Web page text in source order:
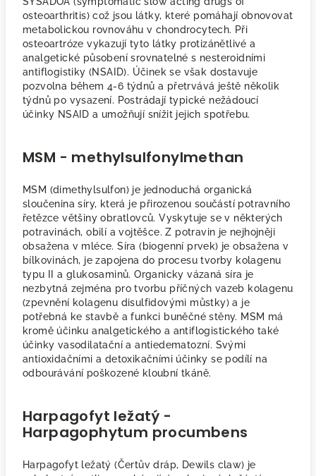
osteoarthritis) což jsou látky, které pomáhají obnovovat
metabolickou rovnováhu v chondrocytech. Při
osteoartróze vykazují tyto látky protizánětlivé a
analgetické působení srovnatelné s nesteroidními
antiflogistiky (NSAID). Účinek se však dostavuje
pozvolna během 4-6 týdnů a přetrvává ještě několik
týdnů po vysazení. Postrádají typické nežádoucí
účinky NSAID a umožňují snížit jejich spotřebu.
MSM - methylsulfonylmethan
MSM (dimethylsulfon) je jednoduchá organická
sloučenina síry, která je přirozenou součástí potravního
řetězce většiny obratlovců. Vyskytuje se v některých
potravinách, obilí a vojtěšce. Z potravin je nejhojněji
obsažena v mléce. Síra (biogenní prvek) je obsažena v
bílkovinách, je zapojena do procesu tvorby kolagenu
typu II a glukosaminů. Organicky vázaná síra je
nezbytná zejména pro tvorbu příčných vazeb kolagenu
(zpevnění kolagenu disulfidovými můstky) a je
potřebná ke stavbě a funkci buněčné stěny. MSM má
kromě účinku analgetického a antiflogistického také
účinky vasodilatační a antiedematozní. Svými
antioxidačními a detoxikačními účinky se podílí na
odbourávání poškozené kloubní tkáně.
Harpagofyt ležatý -
Harpagophytum procumbens
Harpagofyt ležatý (Čertův dráp, Dewils claw) je